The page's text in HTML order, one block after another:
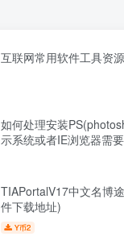
互联网常用软件工具资
如何处理安装
示系统或者IE浏览器需
TIAPortalV17中文名博
件下载地址)
Y币2